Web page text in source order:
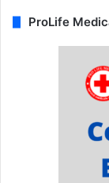
ProLife